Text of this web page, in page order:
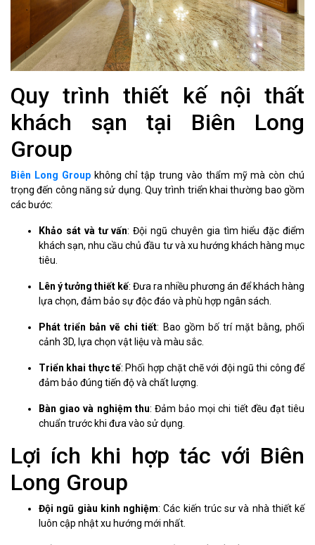
Quy trình thiết kế nội thất
khách sạn tại Biên Long
Group
Biên Long Groupkhông chỉ tập trung vào thẩm mỹ mà còn chú
trọng đến công năng sử dụng. Quy trình triển khai thường bao gồm
các bước:
Khảo sát và tư vấn: Đội ngũ chuyên gia tìm hiểu đặc điểm
khách sạn, nhu cầu chủ đầu tư và xu hướng khách hàng mục
tiêu.
Lên ý tưởng thiết kế: Đưa ra nhiều phương án để khách hàng
lựa chọn, đảm bảo sự độc đáo và phù hợp ngân sách.
Phát triển bản vẽ chi tiết: Bao gồm bố trí mặt bằng, phối
cảnh 3D, lựa chọn vật liệu và màu sắc.
Triển khai thực tế: Phối hợp chặt chẽ với đội ngũ thi công để
đảm bảo đúng tiến độ và chất lượng.
Bàn giao và nghiệm thu: Đảm bảo mọi chi tiết đều đạt tiêu
chuẩn trước khi đưa vào sử dụng.
Lợi ích khi hợp tác với Biên
Long Group
Đội ngũ giàu kinh nghiệm: Các kiến trúc sư và nhà thiết kế
luôn cập nhật xu hướng mới nhất.